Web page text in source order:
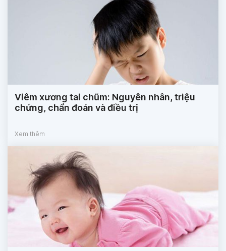
Viêm xương tai chũm: Nguyên nhân, triệu
chứng, chẩn đoán và điều trị
Xem thêm